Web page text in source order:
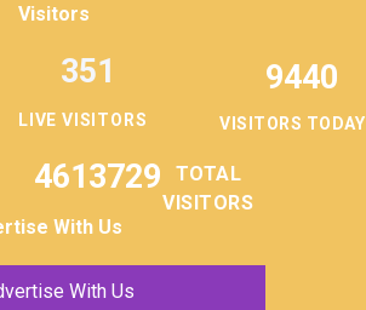
Visitors
LIVE VISITORS
351 9440
VISITORS TODAY
4613729
TOTAL
VISITORS
With Us
With Us